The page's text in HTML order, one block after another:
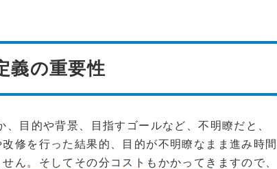
義の重要性
目的や背景、目指すゴールなど、不明瞭だと、
修を行った結果的、目的が不明瞭なまま進み時間
ん。そしてその分コストもかかってきますので、